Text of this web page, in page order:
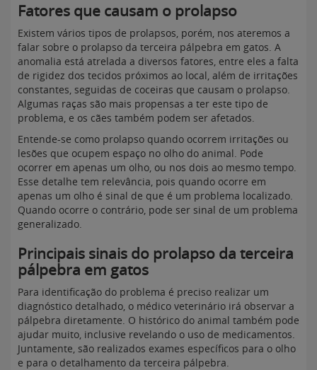
Fatores que causam o prolapso
Existem vários tipos de prolapsos, porém, nos ateremos a
falar sobre o prolapso da terceira pálpebra em gatos. A
anomalia está atrelada a diversos fatores, entre eles a falta
de rigidez dos tecidos próximos ao local, além de irritações
constantes, seguidas de coceiras que causam o prolapso.
Algumas raças são mais propensas a ter este tipo de
problema, e os cães também podem ser afetados.
Entende-se como prolapso quando ocorrem irritações ou
lesões que ocupem espaço no olho do animal. Pode
ocorrer em apenas um olho, ou nos dois ao mesmo tempo.
Esse detalhe tem relevância, pois quando ocorre em
apenas um olho é sinal de que é um problema localizado.
Quando ocorre o contrário, pode ser sinal de um problema
generalizado.
Principais sinais do prolapso da terceira
pálpebra em gatos
Para identificação do problema é preciso realizar um
diagnóstico detalhado, o médico veterinário irá observar a
pálpebra diretamente. O histórico do animal também pode
ajudar muito, inclusive revelando o uso de medicamentos.
Juntamente, são realizados exames específicos para o olho
e para o detalhamento da terceira pálpebra.